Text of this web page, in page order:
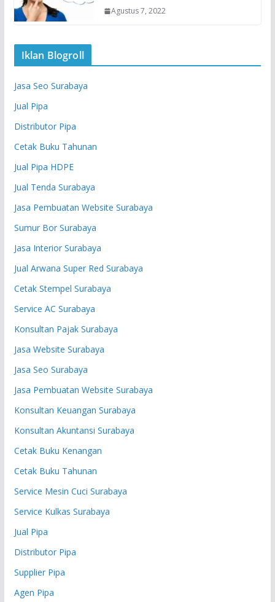
Agustus 7, 2022
Iklan Blogroll
Jasa Seo Surabaya
Jual Pipa
Distributor Pipa
Cetak Buku Tahunan
Jual Pipa HDPE
Jual Tenda Surabaya
Jasa Pembuatan Website Surabaya
Sumur Bor Surabaya
Jasa Interior Surabaya
Jual Arwana Super Red Surabaya
Cetak Stempel Surabaya
Service AC Surabaya
Konsultan Pajak Surabaya
Jasa Website Surabaya
Jasa Seo Surabaya
Jasa Pembuatan Website Surabaya
Konsultan Keuangan Surabaya
Konsultan Akuntansi Surabaya
Cetak Buku Kenangan
Cetak Buku Tahunan
Service Mesin Cuci Surabaya
Service Kulkas Surabaya
Jual Pipa
Distributor Pipa
Supplier Pipa
Agen Pipa